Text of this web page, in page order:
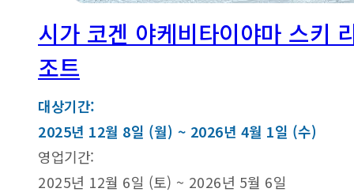
시가 코겐 야케비타이야마 스키
조트
대상기간:
2025년 12월 8일 (월) ~ 2026년 4월 1일 (수)
영업기간:
2025년 12월 6일 (토) ~ 2026년 5월 6일